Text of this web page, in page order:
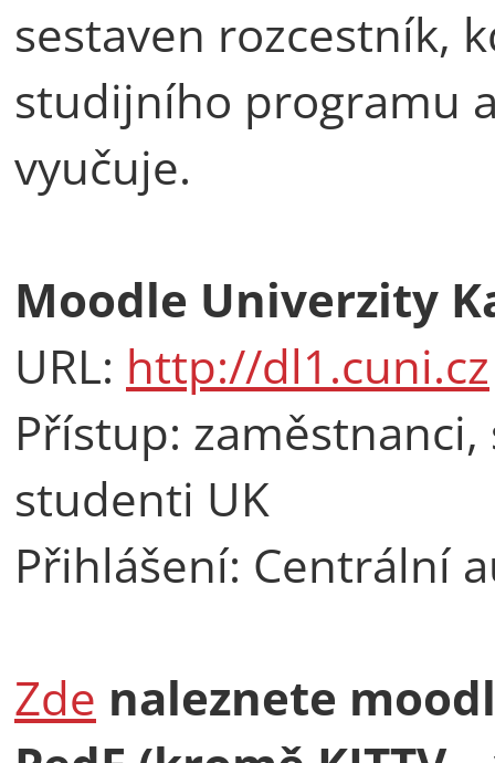
sestaven rozcestník,
studijního programu
vyučuje.
Moodle Univerzity
URL: http://dl1.cuni.cz
Přístup:
studenti UK
Přihlášení: Centrální
Zde naleznete